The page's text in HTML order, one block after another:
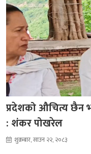
प्रदेशको औचित्य छैन
: शंकर पोखरेल
शुक्रबार, साउन २२, २०८३